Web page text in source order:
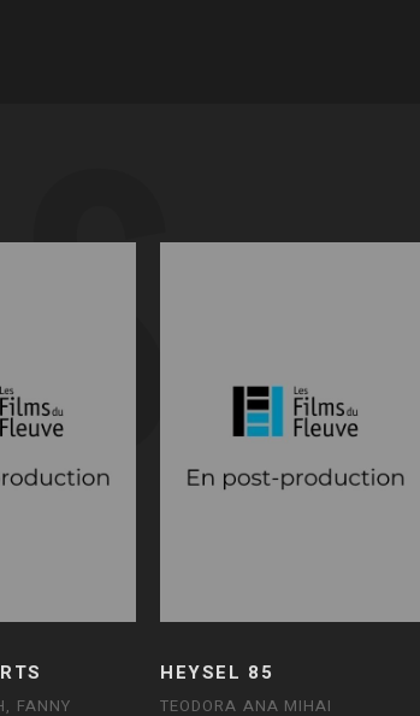
FANNY
HEYSEL 85
TEODORA ANA MIHAI